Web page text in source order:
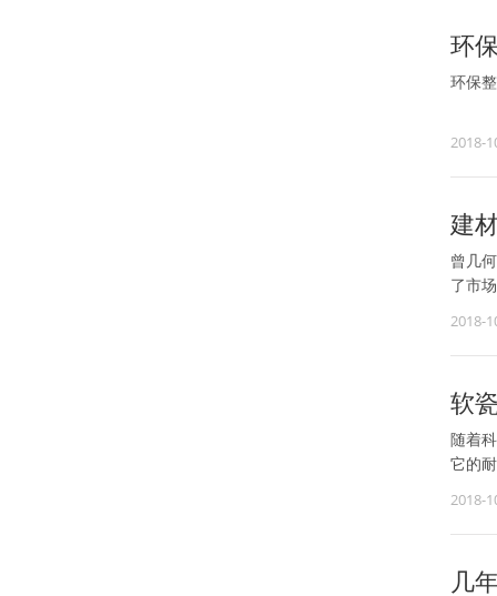
环
环保
6年立
2018-
建
曾几
了市
2018-
软
随着
它的
2018-
几